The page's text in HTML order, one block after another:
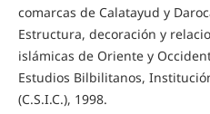
comarcas de Calatayud y
Estructura, decoración y
islámicas de Oriente y
Estudios Bilbilitanos,
(C.S.I.C.), 1998.